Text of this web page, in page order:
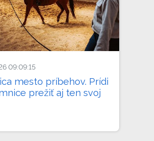
09:09:15
mesto príbehov. Prídi
prežiť aj ten svoj